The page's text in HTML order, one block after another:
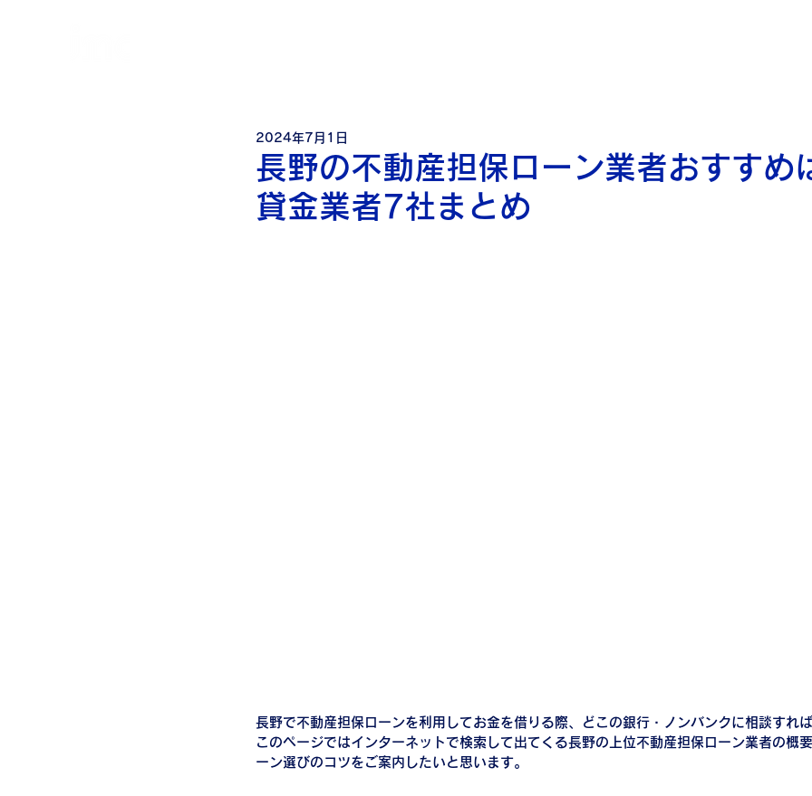
長野の不動産担保ローン業者おすすめ
貸金業者7社まとめ
2024年7月1日
長野で不動産担保ローンを利用してお金を借りる際、どこの銀行・ノンバンクに相談すれ
このページではインターネットで検索して出てくる長野の上位不動産担保ローン業者の概
ーン選びのコツをご案内したいと思います。